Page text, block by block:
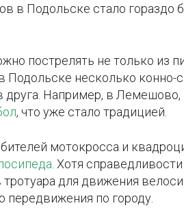
в Подольске стало гораздо
пострелять не только из
Подольске несколько конно-
друга. Например, в Лемешово,
, что уже стало традицией.
мотокросса и
. Хотя
для движения
передвижения по городу.